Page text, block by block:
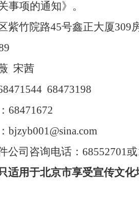
事项的通知》。
紫竹院路45号鑫正大厦309
宋茜
68473198
68471672
bjzyb001@sina.com
公司咨询电话： 68552701或
适用于北京市享受宣传文